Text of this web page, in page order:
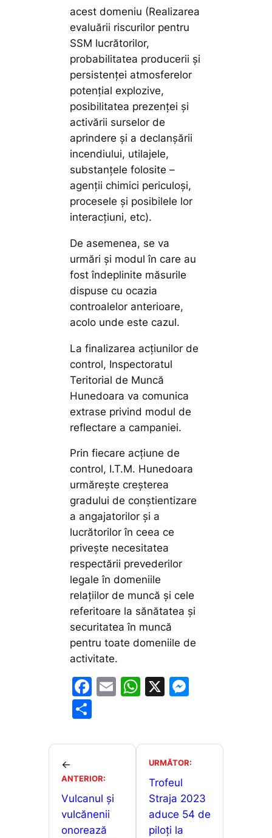
acest domeniu (Realizarea
evaluării riscurilor pentru
SSM lucrătorilor,
probabilitatea producerii și
persistenței atmosferelor
potențial explozive,
posibilitatea prezenței și
activării surselor de
aprindere și a declanșării
incendiului, utilajele,
substanțele folosite –
agenții chimici periculoși,
procesele și posibilele lor
interacțiuni, etc).
De asemenea, se va
urmări și modul în care au
fost îndeplinite măsurile
dispuse cu ocazia
controalelor anterioare,
acolo unde este cazul.
La finalizarea acțiunilor de
control, Inspectoratul
Teritorial de Muncă
Hunedoara va comunica
extrase privind modul de
reflectare a campaniei.
Prin fiecare acțiune de
control, I.T.M. Hunedoara
urmărește creșterea
gradului de conștientizare
a angajatorilor și a
lucrătorilor în ceea ce
privește necesitatea
respectării prevederilor
legale în domeniile
relațiilor de muncă și cele
referitoare la sănătatea și
securitatea în muncă
pentru toate domeniile de
activitate.
F
e
o
o
k
E
l
W
s
A
p
p
X
s
e
g
er
ta
a
z
ă
←
ANTERIOR:
Vulcanul și
vulcănenii
onorează
URMĂTOR:
Trofeul
Straja 2023
aduce 54 de
piloți la